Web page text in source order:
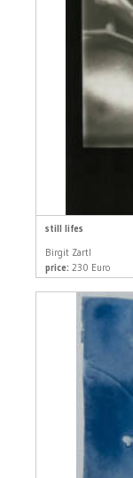
still lifes
Birgit Zartl
price: 230 Euro